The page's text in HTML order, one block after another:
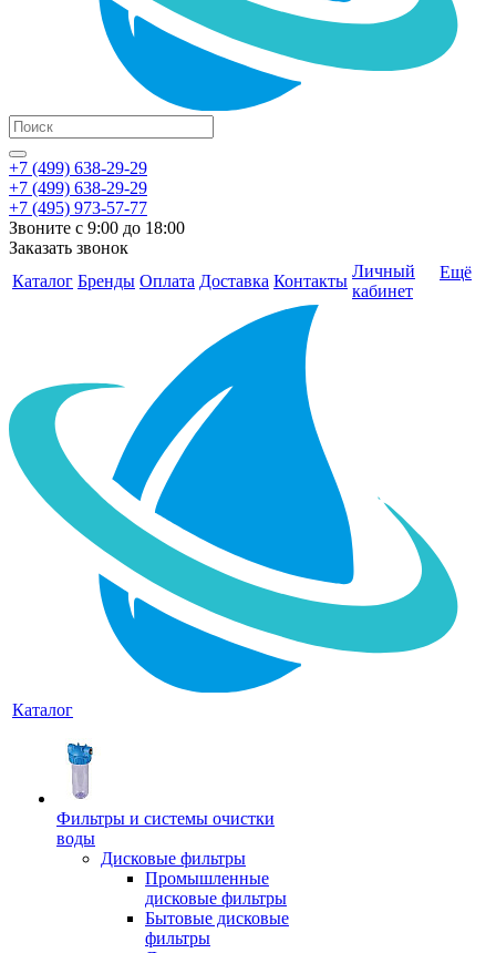
+7 (499) 638-29-29
+7 (499) 638-29-29
+7 (495) 973-57-77
Звоните с 9:00 до 18:00
Заказать звонок
Каталог Бренды Оплата Доставка Контакты
Личный
кабинет
Ещё
Каталог
Фильтры и системы очистки
воды
Дисковые фильтры
Промышленные
дисковые фильтры
Бытовые дисковые
фильтры